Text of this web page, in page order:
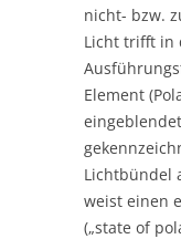
nicht- bzw.
Licht trifft in
Element
Lichtbündel
weist einen
(„state of